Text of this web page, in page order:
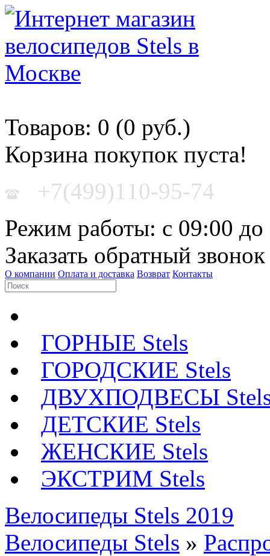
Товаров: 0 (0 руб.)
Корзина покупок пуста!
+7(499)110-95-74
Режим работы: с 09:00 до
Заказать обратный звонок
О компании Оплата и доставка Возврат Контакты
ГОРНЫЕ Stels
ГОРОДСКИЕ Stels
ДВУХПОДВЕСЫ
ДЕТСКИЕ Stels
ЖЕНСКИЕ Stels
ЭКСТРИМ Stels
Велосипеды Stels 2019
Велосипеды Stels »